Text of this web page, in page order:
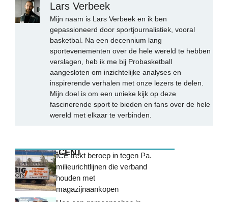
Lars Verbeek
Mijn naam is Lars Verbeek en ik ben
gepassioneerd door sportjournalistiek, vooral
basketbal. Na een decennium lang
sportevenementen over de hele wereld te hebben
verslagen, heb ik me bij Probasketball
aangesloten om inzichtelijke analyses en
inspirerende verhalen met onze lezers te delen.
Mijn doel is om een unieke kijk op deze
fascinerende sport te bieden en fans over de hele
wereld met elkaar te verbinden.
MEEST RECENTICE trekt beroep in tegen Pa.
milieurichtlijnen die verband
houden met
magazijnaankopen